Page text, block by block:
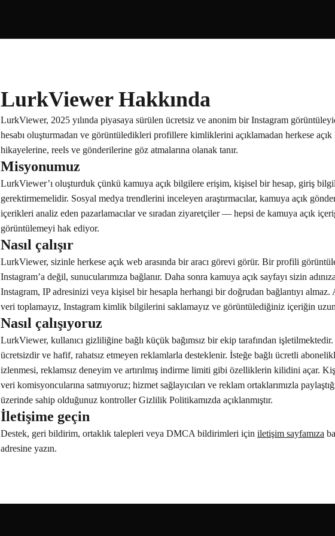
LurkViewer Hakkında
LurkViewer, 2025 yılında piyasaya sürülen ücretsiz ve anonim bir Instagram
hesabı oluşturmadan ve görüntüledikleri profillere kimliklerini açıklamadan herkese
hikayelerine, reels ve gönderilerine göz atmalarına olanak tanır.
Misyonumuz
LurkViewer’ı oluşturduk çünkü kamuya açık bilgilere erişim, kişisel bir hesap, giriş
gerektirmemelidir. Sosyal medya trendlerini inceleyen araştırmacılar, kamuya açık
içerikleri analiz eden pazarlamacılar ve sıradan ziyaretçiler — hepsi de kamuya açık
görüntülemeyi hak ediyor.
Nasıl çalışır
LurkViewer, sizinle herkese açık web arasında bir aracı görevi görür. Bir profili
Instagram’a değil, sunucularımıza bağlanır. Daha sonra kamuya açık sayfayı sizin
Instagram, IP adresinizi veya kişisel bir hesapla herhangi bir doğrudan bağlantıyı
veri toplamayız, Instagram kimlik bilgilerini saklamayız ve görüntülediğiniz içeriğin
Nasıl çalışıyoruz
LurkViewer, kullanıcı gizliliğine bağlı küçük bağımsız bir ekip tarafından
ücretsizdir ve hafif, rahatsız etmeyen reklamlarla desteklenir. İsteğe bağlı ücretli
izlenmesi, reklamsız deneyim ve artırılmış indirme limiti gibi özelliklerin kilidini açar.
veri komisyoncularına satmıyoruz; hizmet sağlayıcıları ve reklam ortaklarımızla
üzerinde sahip olduğunuz kontroller Gizlilik Politikamızda açıklanmıştır.
İletişime geçin
Destek, geri bildirim, ortaklık talepleri veya DMCA bildirimleri için iletişim sayfamıza
adresine yazın.